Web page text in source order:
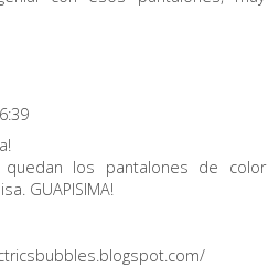
los pantalones de color
GUAPISIMA!